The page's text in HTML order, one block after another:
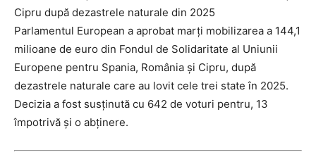
Cipru după dezastrele naturale din 2025
Parlamentul European a aprobat marți mobilizarea a 144,1
milioane de euro din Fondul de Solidaritate al Uniunii
Europene pentru Spania, România și Cipru, după
dezastrele naturale care au lovit cele trei state în 2025.
Decizia a fost susținută cu 642 de voturi pentru, 13
împotrivă și o abținere.